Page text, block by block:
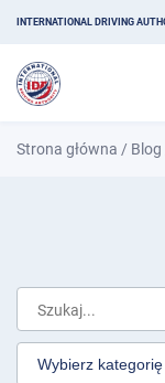
INTERNATIONAL DRIVING
Strona główna / Blog